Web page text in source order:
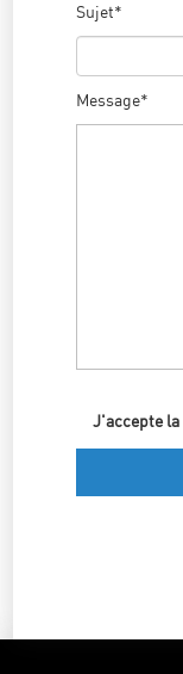
Sujet*
Message*
J'accepte la